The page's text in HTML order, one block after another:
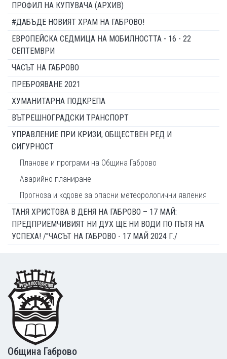
ПРОФИЛ НА КУПУВАЧА (АРХИВ)
#ДАБЪДЕ НОВИЯТ ХРАМ НА ГАБРОВО!
ЕВРОПЕЙСКА СЕДМИЦА НА МОБИЛНОСТТА - 16 - 22
СЕПТЕМВРИ
ЧАСЪТ НА ГАБРОВО
ПРЕБРОЯВАНЕ 2021
ХУМАНИТАРНА ПОДКРЕПА
ВЪТРЕШНОГРАДСКИ ТРАНСПОРТ
УПРАВЛЕНИЕ ПРИ КРИЗИ, ОБЩЕСТВЕН РЕД И
СИГУРНОСТ
Планове и програми на Община Габрово
Аварийно планиране
Прогноза и кодове за опасни метеорологични явления
ТАНЯ ХРИСТОВА В ДЕНЯ НА ГАБРОВО – 17 МАЙ:
ПРЕДПРИЕМЧИВИЯТ НИ ДУХ ЩЕ НИ ВОДИ ПО ПЪТЯ НА
УСПЕХА! /"ЧАСЪТ НА ГАБРОВО - 17 МАЙ 2024 Г./
Footer
Община Габрово